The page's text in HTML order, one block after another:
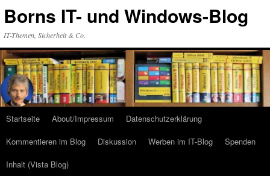
Inhalt
Borns IT- und Windows-Blog
IT-Themen, Sicherheit & Co.
Startseite About/Impressum
Datenschutzerklärung
Kommentieren im Blog
Diskussion Werben im IT-Blog
Spenden
Inhalt (Vista Blog)